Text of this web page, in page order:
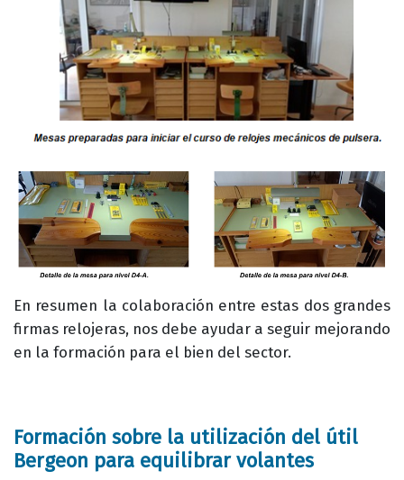
En resumen la colaboración entre estas dos grandes
firmas relojeras, nos debe ayudar a seguir mejorando
en la formación para el bien del sector.
Formación sobre la utilización del útil
Bergeon para equilibrar volantes